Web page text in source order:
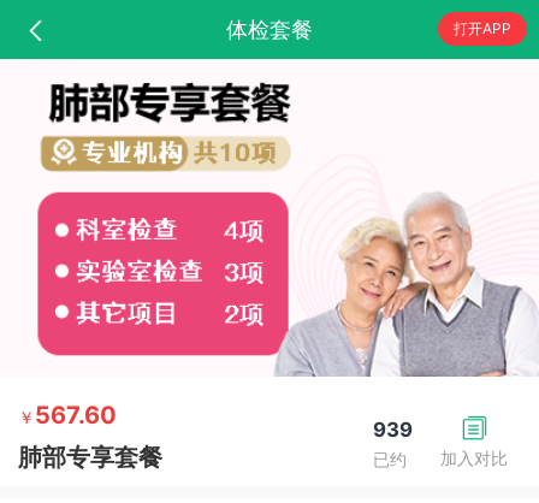
体检套餐 打开APP
加入对比
939
已约
￥ 567.60
肺部专享套餐